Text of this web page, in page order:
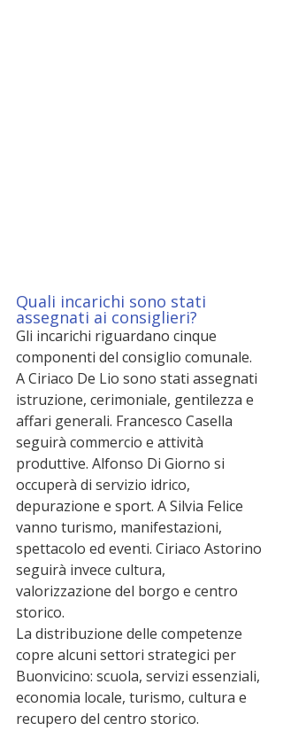
Quali incarichi sono stati
assegnati ai consiglieri?
Gli incarichi riguardano cinque
componenti del consiglio comunale.
A Ciriaco De Lio sono stati assegnati
istruzione, cerimoniale, gentilezza e
affari generali. Francesco Casella
seguirà commercio e attività
produttive. Alfonso Di Giorno si
occuperà di servizio idrico,
depurazione e sport. A Silvia Felice
vanno turismo, manifestazioni,
spettacolo ed eventi. Ciriaco Astorino
seguirà invece cultura,
valorizzazione del borgo e centro
storico.
La distribuzione delle competenze
copre alcuni settori strategici per
Buonvicino: scuola, servizi essenziali,
economia locale, turismo, cultura e
recupero del centro storico.